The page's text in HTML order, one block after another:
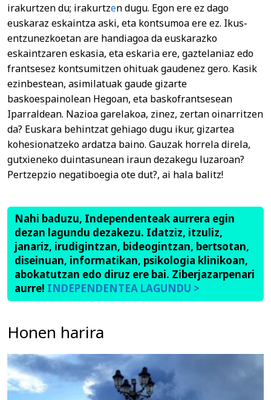
irakurtzen du; irakurtzen dugu. Egon ere ez dago
euskaraz eskaintza aski, eta kontsumoa ere ez. Ikus-
entzunezkoetan are handiagoa da euskarazko
eskaintzaren eskasia, eta eskaria ere, gaztelaniaz edo
frantsesez kontsumitzen ohituak gaudenez gero. Kasik
ezinbestean, asimilatuak gaude gizarte
baskoespainolean Hegoan, eta baskofrantsesean
Iparraldean. Nazioa garelakoa, zinez, zertan oinarritzen
da? Euskara behintzat gehiago dugu ikur, gizartea
kohesionatzeko ardatza baino. Gauzak horrela direla,
gutxieneko duintasunean iraun dezakegu luzaroan?
Pertzepzio negatiboegia ote dut?, ai hala balitz!
Nahi baduzu, Independenteak aurrera egin
dezan lagundu dezakezu. Idatziz, itzuliz,
janariz, irudigintzan, bideogintzan, bertsotan,
diseinuan, informatikan, psikologia klinikoan,
abokatutzan edo diruz ere bai. Ziberjazarpenari
aurre! INDEPENDENTEA LAGUNDU >
Honen harira